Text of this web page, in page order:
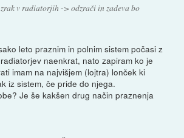
v radiatorjih -> odzrači in zadeva bo
leto praznim in polnim sistem počasi z
naenkrat, nato zapiram ko je
imam na najvišjem (lojtra) lonček ki
iz sistem, če pride do njega.
Je še kakšen drug način praznenja